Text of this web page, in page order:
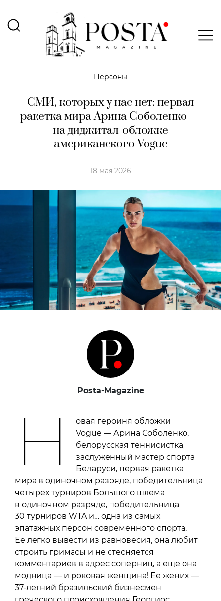
Персоны
СМИ, которых у нас нет: первая
ракетка мира Арина Соболенко —
на диджитал-обложке
американского Vogue
18 мая 2026
Posta-Magazine
Н
овая героиня обложки
Vogue — Арина Соболенко,
белорусская теннисистка,
заслуженный мастер спорта
Беларуси, первая ракетка
мира в одиночном разряде, победительница
четырех турниров Большого шлема
в одиночном разряде, победительница
30 турниров WTA и… одна из самых
эпатажных персон современного спорта.
Ее легко вывести из равновесия, она любит
строить гримасы и не стесняется
комментариев в адрес соперниц, а еще она
модница — и роковая женщина! Ее жених —
37-летний бразильский бизнесмен